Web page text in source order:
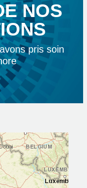
NOS
pris soin